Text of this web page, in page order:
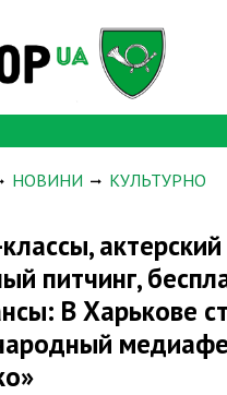
НОВИНИ КУЛЬТУРНО
актерский
питчинг,
В Харькове